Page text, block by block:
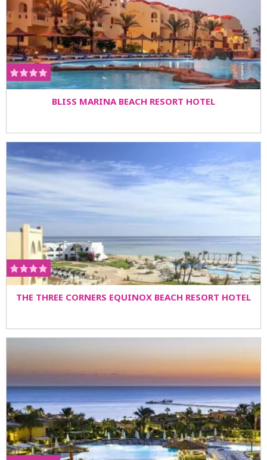
BLISS MARINA BEACH RESORT HOTEL
THE THREE CORNERS EQUINOX BEACH RESORT HOTEL